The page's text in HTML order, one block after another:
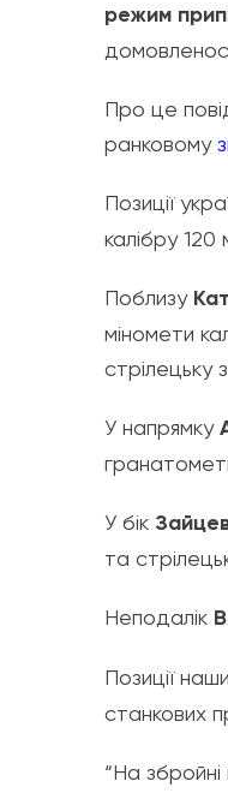
режим
Про це
ранковому
Позиції
калібру 120
Поблизу
міномети
стрілецьку
У напрямку
У бік
та
Неподалік
Позиції
станкових
“На збройні